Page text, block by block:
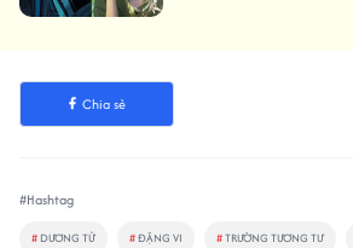
Chia sẻ
#Hashtag
# DƯƠNG TỬ #ĐẶNG VI #TRƯỜNG TƯƠNG TƯ